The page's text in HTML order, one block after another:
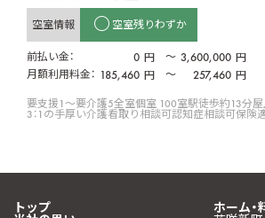
空室情報 空室残りわずか
前払い金： 0 円 〜 3,600,000 円
月額利用料金： 185,460 円 〜 257,460 円
要支援1〜要介護5全室個室 100室駅徒歩約13分
3：1の手厚い介護看取り相談可認知症相談可保険
トップ ホーム・